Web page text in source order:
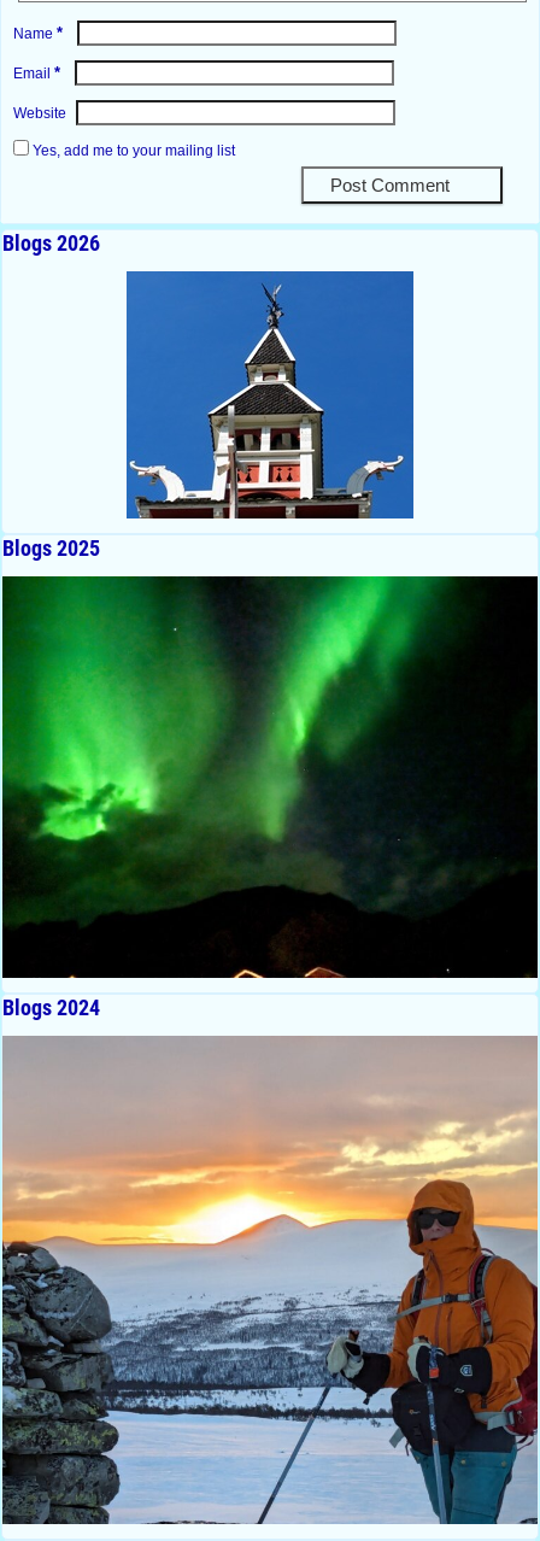
Name *
Email *
Website
Yes, add me to your mailing list
Blogs 2026
Blogs 2025
Blogs 2024